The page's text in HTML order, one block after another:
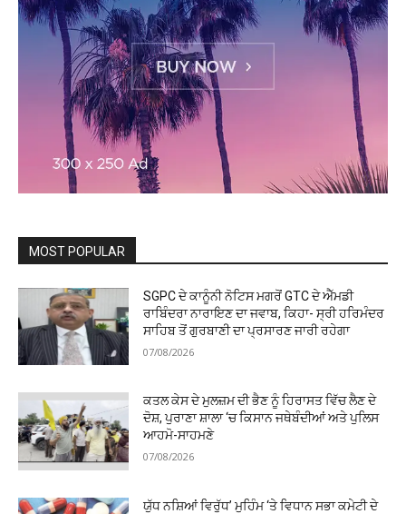
MOST POPULAR
SGPC ਦੇ ਕਾਨੂੰਨੀ ਨੋਟਿਸ ਮਗਰੋਂ GTC ਦੇ ਐੱਮਡੀ
ਰਾਬਿੰਦਰਾ ਨਾਰਾਇਣ ਦਾ ਜਵਾਬ, ਕਿਹਾ- ਸ੍ਰੀ ਹਰਿਮੰਦਰ
ਸਾਹਿਬ ਤੋਂ ਗੁਰਬਾਣੀ ਦਾ ਪ੍ਰਸਾਰਣ ਜਾਰੀ ਰਹੇਗਾ
07/08/2026
ਕਤਲ ਕੇਸ ਦੇ ਮੁਲਜ਼ਮ ਦੀ ਭੈਣ ਨੂੰ ਹਿਰਾਸਤ ਵਿੱਚ ਲੈਣ ਦੇ
ਦੋਸ਼, ਪੁਰਾਣਾ ਸ਼ਾਲਾ ‘ਚ ਕਿਸਾਨ ਜਥੇਬੰਦੀਆਂ ਅਤੇ ਪੁਲਿਸ
ਆਹਮੋ-ਸਾਹਮਣੇ
07/08/2026
ਯੁੱਧ ਨਸ਼ਿਆਂ ਵਿਰੁੱਧ’ ਮੁਹਿੰਮ ‘ਤੇ ਵਿਧਾਨ ਸਭਾ ਕਮੇਟੀ ਦੇ